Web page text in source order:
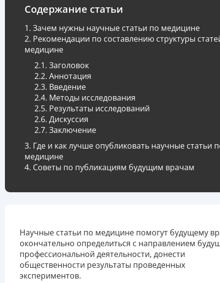
Содержание статьи
Зачем нужны научные статьи по медицине
Рекомендации по составлению структуры
медицине
Заголовок
Аннотация
Введение
Методы исследования
Результаты исследований
Дискуссия
Заключение
Где и как лучше опубликовать научные статьи
медицине
Советы по публикациям будущим врачам
Научные статьи по медицине помогут будущему
окончательно определиться с направлением
профессиональной деятельности, донести
общественности результаты проведенных
экспериментов.